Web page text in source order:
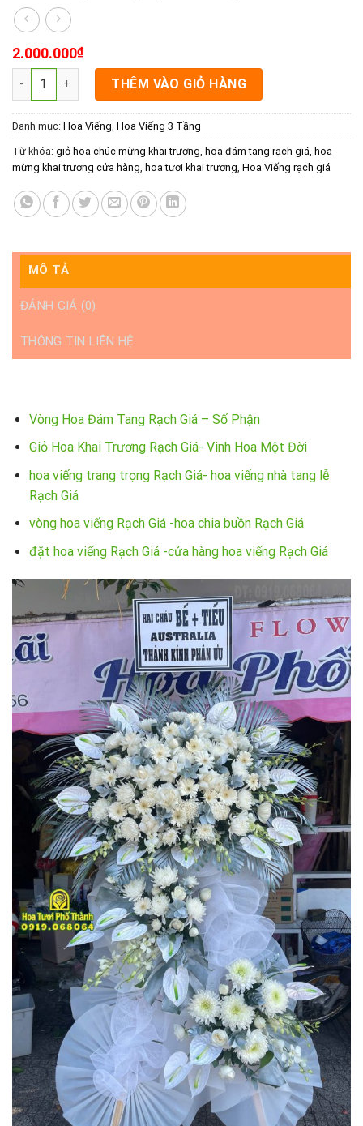
2.000.000₫
Hoa Viếng 3 tầng Rạch Giá- Người Đã Đi số lượng
THÊM VÀO GIỎ HÀNG
Danh mục: Hoa Viếng Hoa Viếng 3 Tầng
Từ khóa: giỏ hoa chúc mừng khai trương hoa đám tang rạch giá hoa
mừng khai trương cửa hàng hoa tươi khai trương Hoa Viếng rạch giá
MÔ TẢ
ĐÁNH GIÁ (0)
THÔNG TIN LIÊN HỆ
Vòng Hoa Đám Tang Rạch Giá – Số Phận
Giỏ Hoa Khai Trương Rạch Giá- Vinh Hoa Một Đời
hoa viếng trang trọng Rạch Giá- hoa viếng nhà tang lễ
Rạch Giá
vòng hoa viếng Rạch Giá -hoa chia buồn Rạch Giá
đặt hoa viếng Rạch Giá -cửa hàng hoa viếng Rạch Giá